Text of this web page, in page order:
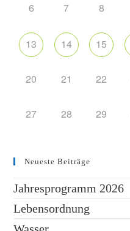
6 7 8
13 14 15
20 21 22
27 28 29
Neueste Beiträge
Jahresprogramm 2026
Lebensordnung